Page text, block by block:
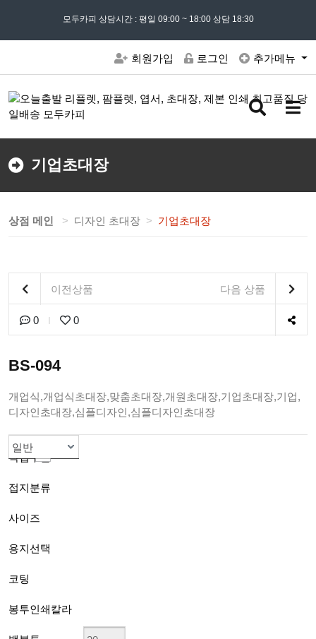
모든 문의는02) 302 - 7797및 ' 견적문의 ' 게시판을 이용해주세요
모두카피 상담시간 : 평일 09:00 ~ 18:00 상담 18:30
회원가입 로그인 추가메뉴
검
버
메
버
기업초대장
상점 메인 디자인 초대장 기업초대장
이전상품 다음 상품
0 0
BS-094
개업식,개업식초대장,맞춤초대장,개원초대장,기업초대장,기업,
디자인초대장,심플디자인,심플디자인초대장
작업구분
초대장
접지분류
엽서형(낱장)
사이즈
B(120mmx170mm)
용지선택
스노우지200g
코팅
선택안함
봉투인쇄칼라
1도흑백인쇄
색상봉투선택
일반